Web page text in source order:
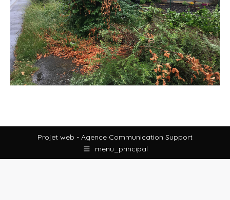
Projet web - Agence Communication Support
menu_principal